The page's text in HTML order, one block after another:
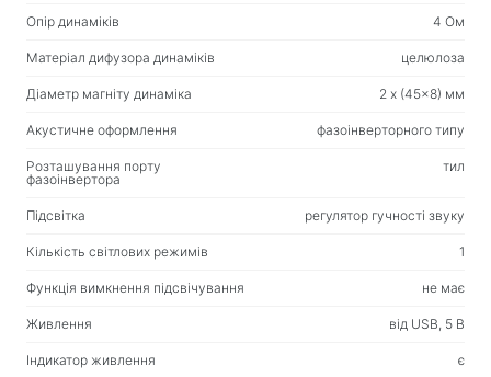
Рюкзаки для навчання та відпочинку
Спреї, піни, гелі
Вологі серветки
Спортивні товари
Робоче місце та домашні меблі
Опір динаміків 4 Ом
Матеріал дифузора динаміків целюлоза
Діаметр магніту динаміка 2 x (45x8) мм
Акустичне оформлення фазоінверторного типу
Розташування порту
фазоінвертора
тил
Підсвітка регулятор гучності звуку
Кількість світлових режимів 1
Функція вимкнення підсвічування не має
Живлення від USB, 5 В
Індикатор живлення є